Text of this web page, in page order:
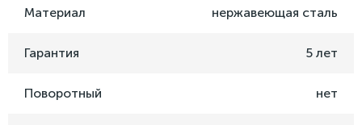
Материал нержавеющая сталь
Гарантия 5 лет
Поворотный нет